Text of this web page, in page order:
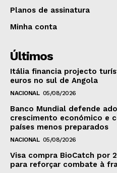
Planos de assinatura
Minha conta
Últimos
Itália financia projecto
euros no sul de Angola
NACIONAL 05/08/2026
Banco Mundial defende
crescimento económico e
países menos preparados
NACIONAL 05/08/2026
Visa compra BioCatch por
para reforçar combate à